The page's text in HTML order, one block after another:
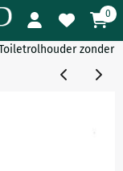
0
zonder